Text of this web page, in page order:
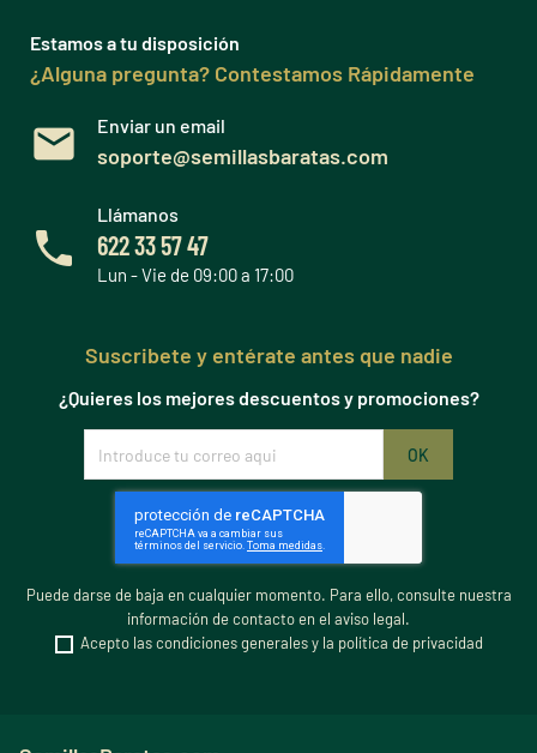
Estamos a tu disposición
¿Alguna pregunta? Contestamos Rápidamente
Enviar un email
soporte@semillasbaratas.com
Llámanos
622 33 57 47
Lun - Vie de 09:00 a 17:00
Suscribete y entérate antes que nadie
¿Quieres los mejores descuentos y promociones?
Puede darse de baja en cualquier momento. Para ello, consulte nuestra
información de contacto en el aviso legal.
Acepto las condiciones generales y la política de privacidad